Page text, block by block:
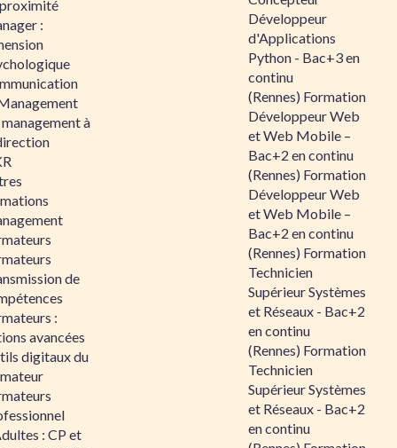
:
à
de
:
avancées
digitaux du
: CP et
Développeur
d'Applications
Python - Bac+3 en
continu
(Rennes) Formation
Développeur Web
et Web Mobile –
Bac+2 en continu
(Rennes) Formation
Développeur Web
et Web Mobile –
Bac+2 en continu
(Rennes) Formation
Technicien
Supérieur Systèmes
et Réseaux - Bac+2
en continu
(Rennes) Formation
Technicien
Supérieur Systèmes
et Réseaux - Bac+2
en continu